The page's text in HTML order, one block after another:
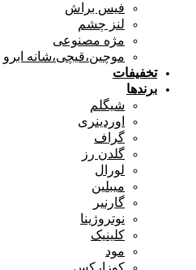
فیس براش
لنز چشم
مژه مصنوعی
موچین،قیچی،شانه ابرو
تخفیفات
برندها
شیگلم
اوردینری
گراف
گلدن رز
لورال
میبلین
گارنیر
نوتروژینا
کلینیک
مود
کوزارکس